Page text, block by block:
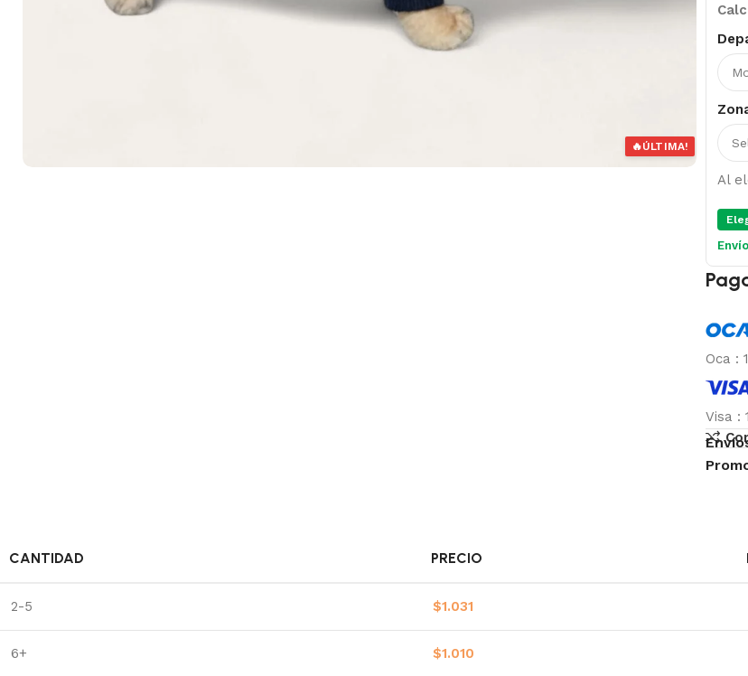
🔥ÚLTIMA!
Al
Oca :
Visa :
CANTIDAD PRECIO
2-5 $1.031
6+ $1.010